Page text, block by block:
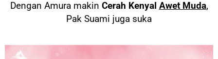
Dengan Amura makin Cerah Kenyal Awet Muda,
Pak Suami juga suka